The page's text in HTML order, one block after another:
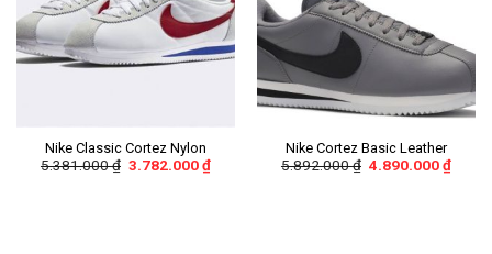
Nike Classic Cortez Nylon
5.381.000₫ 3.782.000₫
Nike Cortez Basic Leather
5.892.000₫ 4.890.000₫